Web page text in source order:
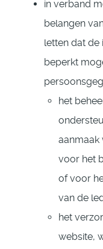
in verband
belangen
letten dat
beperkt
het
aanmaak
voor het
of voor
van de
het
website,